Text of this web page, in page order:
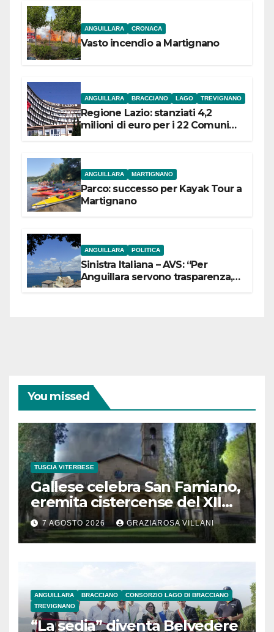
ANGUILLARA CRONACA
Vasto incendio a Martignano
ANGUILLARA BRACCIANO LAGO TREVIGNANO
Regione Lazio: stanziati 4,2
milioni di euro per i 22 Comuni
ANGUILLARA MARTIGNANO
Parco: successo per Kayak Tour a
Martignano
ANGUILLARA POLITICA
Sinistra Italiana – AVS: “Per
Anguillara servono trasparenza,
You missed
TUSCIA VITERBESE
Gallese celebra San Famiano,
eremita cistercense del XII
secolo
7 AGOSTO 2026 GRAZIAROSA VILLANI
ANGUILLARA BRACCIANO
CONSORZIO LAGO DI BRACCIANO
TREVIGNANO
“La sedia” diventa Belvedere